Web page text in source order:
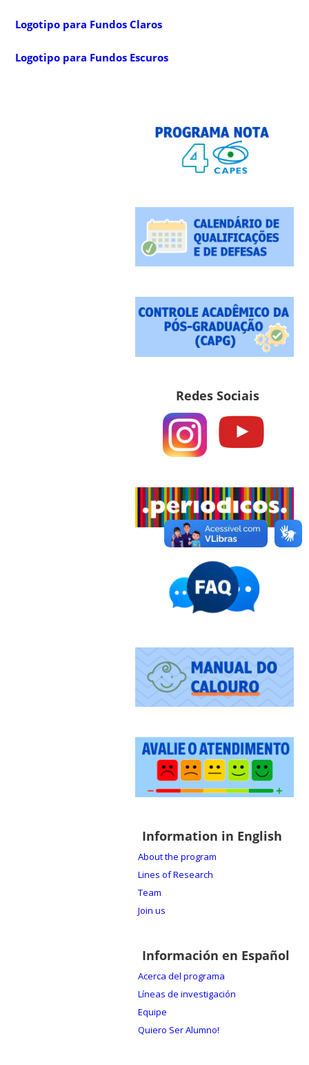
Logotipo para Fundos Claros
Logotipo para Fundos Escuros
Redes Sociais
Information in English
About the program
Lines of Research
Team
Join us
Información en Español
Acerca del programa
Líneas de investigación
Equipe
Quiero Ser Alumno!